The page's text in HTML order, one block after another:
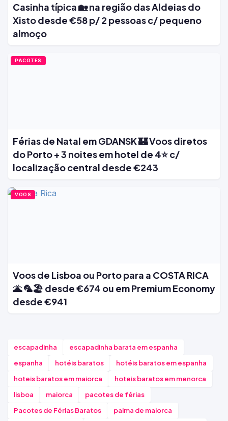
Casinha típica 🏡 na região das Aldeias do
Xisto desde €58 p/ 2 pessoas c/ pequeno
almoço
PACOTES
Férias de Natal em GDANSK 🏰 Voos diretos
do Porto + 3 noites em hotel de 4⭐ c/
localização central desde €243
VOOS
Voos de Lisboa ou Porto para a COSTA RICA
🌋 🦜🏖️ desde €674 ou em Premium Economy
desde €941
escapadinha
escapadinha barata em espanha
espanha
hotéis baratos
hotéis baratos em espanha
hoteis baratos em maiorca
hoteis baratos em menorca
lisboa
maiorca
pacotes de férias
Pacotes de Férias Baratos
palma de maiorca